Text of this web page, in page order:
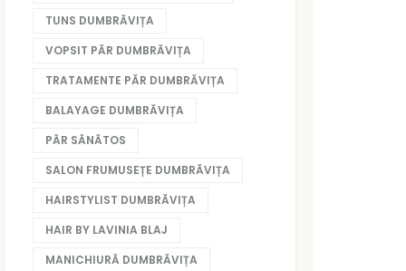
TUNS DUMBRĂVIȚA
VOPSIT PĂR DUMBRĂVIȚA
TRATAMENTE PĂR DUMBRĂVIȚA
BALAYAGE DUMBRĂVIȚA
PĂR SĂNĂTOS
SALON FRUMUSEȚE DUMBRĂVIȚA
HAIRSTYLIST DUMBRĂVIȚA
HAIR BY LAVINIA BLAJ
MANICHIURĂ DUMBRĂVIȚA